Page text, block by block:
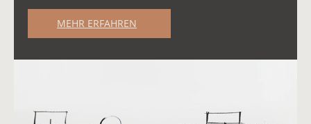
MEHR ERFAHREN